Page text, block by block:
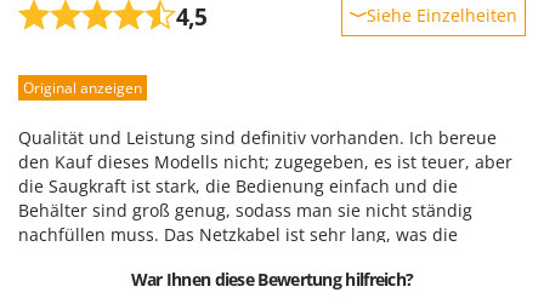
4,5 Siehe Einzelheiten
Leistung
Qualität / Preis
Schwierigkeitsgrad Zusammenbau
Verpackung
Original anzeigen
Qualität und Leistung sind definitiv vorhanden. Ich bereue
den Kauf dieses Modells nicht; zugegeben, es ist teuer, aber
die Saugkraft ist stark, die Bedienung einfach und die
Behälter sind groß genug, sodass man sie nicht ständig
nachfüllen muss. Das Netzkabel ist sehr lang, was die
verschwinden mühelos. Ein wirklich hervorragendes Gerät.
War Ihnen diese Bewertung hilfreich?